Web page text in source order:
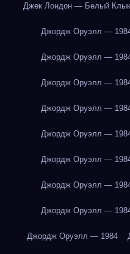
Джек Лондон — Белый Клык
Джордж Оруэлл —
Джордж Оруэлл —
Джордж Оруэлл —
Джордж Оруэлл —
Джордж Оруэлл —
Джордж Оруэлл —
Джордж Оруэлл —
Джордж Оруэлл —
Джордж Оруэлл — 1984